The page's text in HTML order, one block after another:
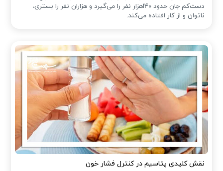
دست‌کم جان حدود 140هزار نفر را می‌گیرد و هزاران نفر را بستری،
ناتوان و از کار افتاده می‌کند.
نقش کلیدی پتاسیم در کنترل فشار خون